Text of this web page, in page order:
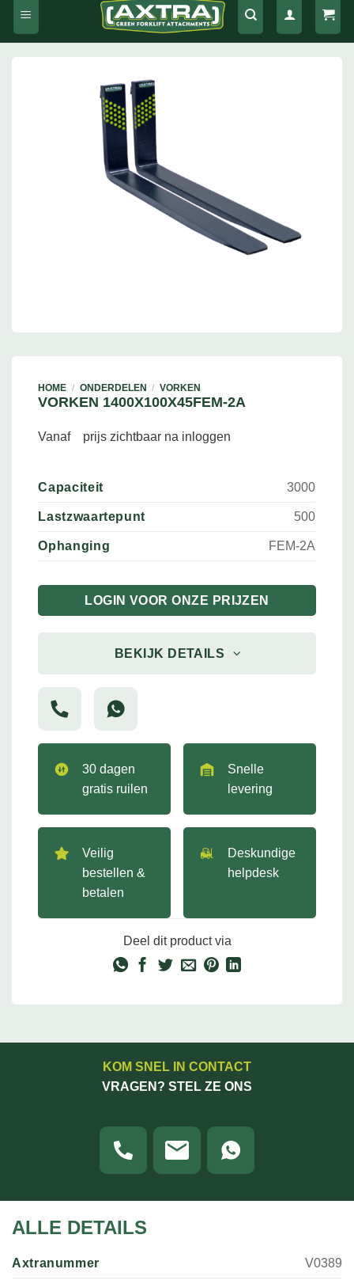
HOME / ONDERDELEN / VORKEN
VORKEN 1400X100X45FEM-2A
Vanaf prijs zichtbaar na inloggen
Capaciteit 3000
Lastzwaartepunt 500
Ophanging FEM-2A
LOGIN VOOR ONZE PRIJZEN
BEKIJK DETAILS
30 dagen
gratis ruilen
Snelle
levering
Veilig
bestellen &
betalen
Deskundige
helpdesk
Deel dit product via
KOM SNEL IN CONTACT
VRAGEN? STEL ZE ONS
ALLE DETAILS
Axtranummer V0389